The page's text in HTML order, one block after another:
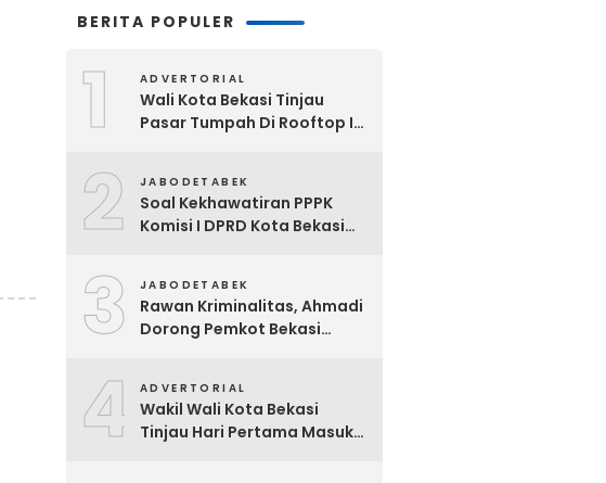
BERITA POPULER
1 ADVERTORIAL
Wali Kota Bekasi Tinjau
Pasar Tumpah Di Rooftop I
Disiapkan Bertahap
2 JABODETABEK
Soal Kekhawatiran PPPK
Komisi I DPRD Kota Bekasi
3 JABODETABEK
Rawan Kriminalitas, Ahmadi
Dorong Pemkot Bekasi
4 ADVERTORIAL
Wakil Wali Kota Bekasi
Tinjau Hari Pertama Masuk